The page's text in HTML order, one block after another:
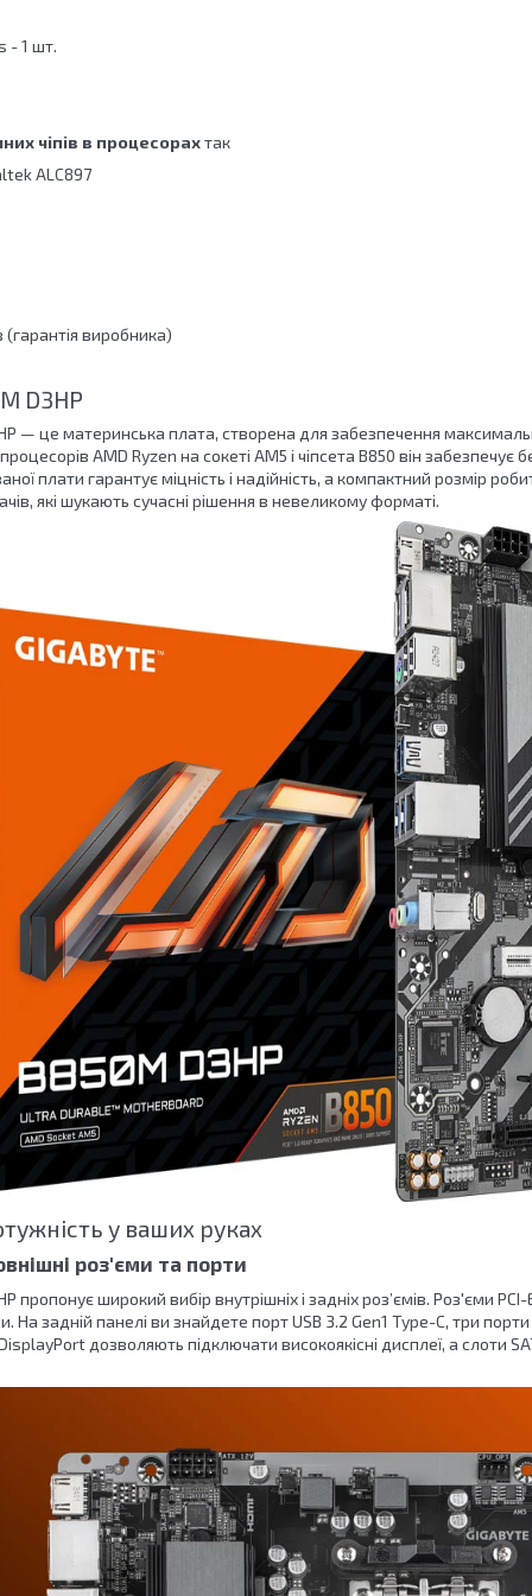
- 1 шт.
чіпів в процесорахтак
ALC897
(гарантія виробника)
D3HP
— це материнська плата, створена для забезпечення
AMD Ryzen на сокеті AM5 і чіпсета B850 він
плати гарантує міцність і надійність, а компактний розмір
які шукають сучасні рішення в невеликому форматі.
у ваших руках
роз'єми та порти
пропонує широкий вибір внутрішніх і задніх роз’ємів. Роз'єми
На задній панелі ви знайдете порт USB 3.2 Gen1 Type-C, три
дозволяють підключати високоякісні дисплеї, а слоти